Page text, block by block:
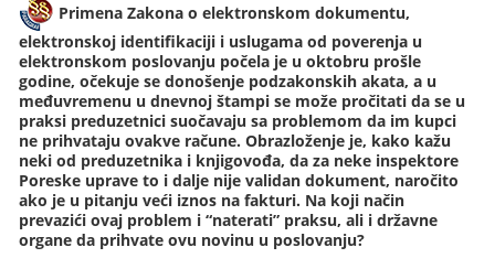
Primena Zakona o elektronskom dokumentu,
elektronskoj identifikaciji i uslugama od poverenja u
elektronskom poslovanju počela je u oktobru prošle
godine, očekuje se donošenje podzakonskih akata, a u
međuvremenu u dnevnoj štampi se može pročitati da se u
praksi preduzetnici suočavaju sa problemom da im kupci
ne prihvataju ovakve račune. Obrazloženje je, kako kažu
neki od preduzetnika i knjigovođa, da za neke inspektore
Poreske uprave to i dalje nije validan dokument, naročito
ako je u pitanju veći iznos na fakturi. Na koji način
prevazići ovaj problem i “naterati” praksu, ali i državne
organe da prihvate ovu novinu u poslovanju?